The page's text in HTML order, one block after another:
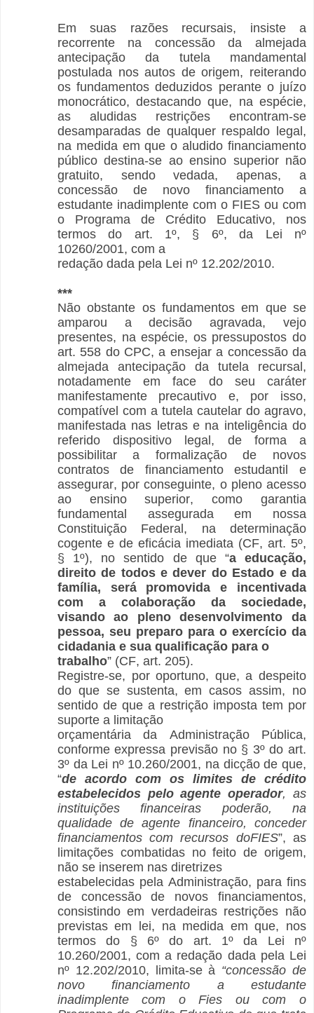
Em suas razões recursais, insiste a
recorrente na concessão da almejada
antecipação da tutela mandamental
postulada nos autos de origem, reiterando
os fundamentos deduzidos perante o juízo
monocrático, destacando que, na espécie,
as aludidas restrições encontram-se
desamparadas de qualquer respaldo legal,
na medida em que o aludido financiamento
público destina-se ao ensino superior não
gratuito, sendo vedada, apenas, a
concessão de novo financiamento a
estudante inadimplente com o FIES ou com
o Programa de Crédito Educativo, nos
termos do art. 1º, § 6º, da Lei nº
10260/2001, com a
redação dada pela Lei nº 12.202/2010.
***
Não obstante os fundamentos em que se
amparou a decisão agravada, vejo
presentes, na espécie, os pressupostos do
art. 558 do CPC, a ensejar a concessão da
almejada antecipação da tutela recursal,
notadamente em face do seu caráter
manifestamente precautivo e, por isso,
compatível com a tutela cautelar do agravo,
manifestada nas letras e na inteligência do
referido dispositivo legal, de forma a
possibilitar a formalização de novos
contratos de financiamento estudantil e
assegurar, por conseguinte, o pleno acesso
ao ensino superior, como garantia
fundamental assegurada em nossa
Constituição Federal, na determinação
cogente e de eficácia imediata (CF, art. 5º,
§ 1º), no sentido de que “a educação,
direito de todos e dever do Estado e da
família, será promovida e incentivada
com a colaboração da sociedade,
visando ao pleno desenvolvimento da
pessoa, seu preparo para o exercício da
cidadania e sua qualificação para o
trabalho” (CF, art. 205).
Registre-se, por oportuno, que, a despeito
do que se sustenta, em casos assim, no
sentido de que a restrição imposta tem por
suporte a limitação
orçamentária da Administração Pública,
conforme expressa previsão no § 3º do art.
3º da Lei nº 10.260/2001, na dicção de que,
“de acordo com os limites de crédito
estabelecidos pelo agente operador, as
instituições financeiras poderão, na
qualidade de agente financeiro, conceder
financiamentos com recursos doFIES”, as
limitações combatidas no feito de origem,
não se inserem nas diretrizes
estabelecidas pela Administração, para fins
de concessão de novos financiamentos,
consistindo em verdadeiras restrições não
previstas em lei, na medida em que, nos
termos do § 6º do art. 1º da Lei nº
10.260/2001, com a redação dada pela Lei
nº 12.202/2010, limita-se à “concessão de
novo financiamento a estudante
inadimplente com o Fies ou com o